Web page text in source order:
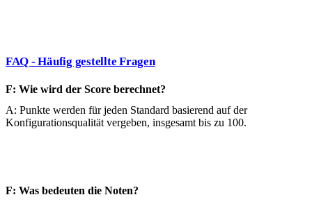
FAQ - Häufig gestellte Fragen
F: Wie wird der Score berechnet?
A: Punkte werden für jeden Standard basierend auf der
Konfigurationsqualität vergeben, insgesamt bis zu 100.
F: Was bedeuten die Noten?